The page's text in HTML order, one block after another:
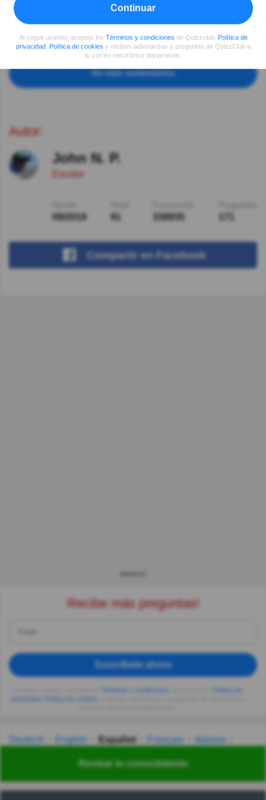
Revisar tu conocimiento
respuesta condescendiente
Mireya Lillo Hace 4año(s)
Atroz, además les hace mal
Ver más comentarios
Autor:
John N. P.
Escritor
09/2019 91 338935 171
Compartir en Facebook
Recibe más preguntas!
Suscríbete ahora
Deutsch English Español Français
Italiano
Українська हिन्दी 한국어 汉语
Continuar
Al seguir usando, aceptas los Términos y condiciones de Quizzclub, Política de
privacidad, Política de cookies y recibes adivinanzas y preguntas de QuizzClub a
tu correo electrónico diariamente.